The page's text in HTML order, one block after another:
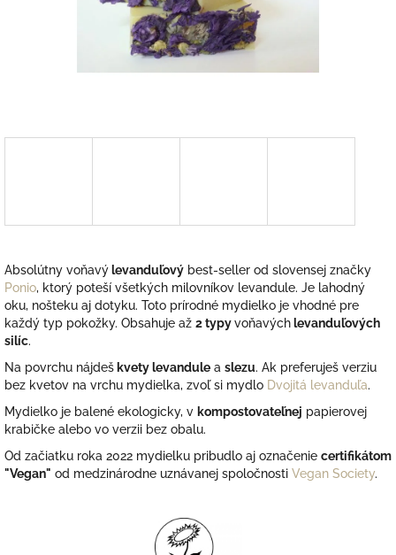
Absolútny voňavýlevanduľový best-seller od slovensej značky
Ponio, ktorý poteší všetkých milovníkov levandule. Je lahodný
oku, nošteku aj dotyku. Toto prírodné mydielko je vhodné pre
každý typ pokožky. Obsahuje až 2 typyvoňavýchlevanduľových
silíc.
Na povrchu nájdeškvetylevandule a slezu. Ak preferuješ verziu
bez kvetov na vrchu mydielka, zvoľ si mydlo Dvojitá levanduľa.
Mydielko je balené ekologicky, v kompostovateľnej papierovej
krabičke alebo vo verzii bez obalu.
Od začiatku roka 2022 mydielku pribudlo aj označenie certifikátom
"Vegan" od medzinárodne uznávanej spoločnosti Vegan Society.